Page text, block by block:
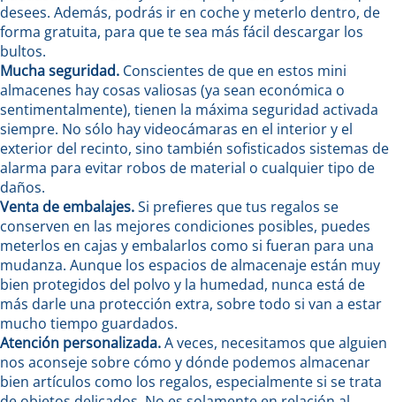
desees. Además, podrás ir en coche y meterlo dentro, de
forma gratuita, para que te sea más fácil descargar los
bultos.
Mucha seguridad. Conscientes de que en estos mini
almacenes hay cosas valiosas (ya sean económica o
sentimentalmente), tienen la máxima seguridad activada
siempre. No sólo hay videocámaras en el interior y el
exterior del recinto, sino también sofisticados sistemas de
alarma para evitar robos de material o cualquier tipo de
daños.
Venta de embalajes.Si prefieres que tus regalos se
conserven en las mejores condiciones posibles, puedes
meterlos en cajas y embalarlos como si fueran para una
mudanza. Aunque los espacios de almacenaje están muy
bien protegidos del polvo y la humedad, nunca está de
más darle una protección extra, sobre todo si van a estar
mucho tiempo guardados.
Atención personalizada.A veces, necesitamos que alguien
nos aconseje sobre cómo y dónde podemos almacenar
bien artículos como los regalos, especialmente si se trata